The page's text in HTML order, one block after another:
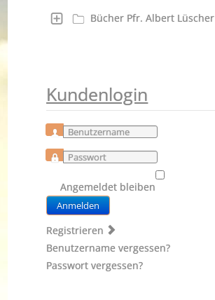
Bücher Pfr. Albert Lüscher
Kundenlogin
Benutzername
Passwort
Angemeldet bleiben
Anmelden
Registrieren
Benutzername vergessen?
Passwort vergessen?